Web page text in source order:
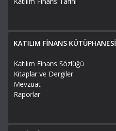
KATILIM FİNANS KÜTÜPHANESİ
Katılım Finans Sözlüğü
Kitaplar ve Dergiler
Mevzuat
Raporlar